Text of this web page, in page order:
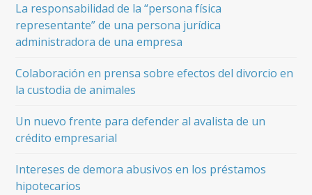
La responsabilidad de la “persona física
representante” de una persona jurídica
administradora de una empresa
Colaboración en prensa sobre efectos del divorcio en
la custodia de animales
Un nuevo frente para defender al avalista de un
crédito empresarial
Intereses de demora abusivos en los préstamos
hipotecarios